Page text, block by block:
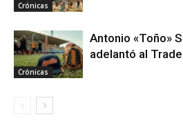
Crónicas
Crónicas
Antonio «Toño»
adelantó al